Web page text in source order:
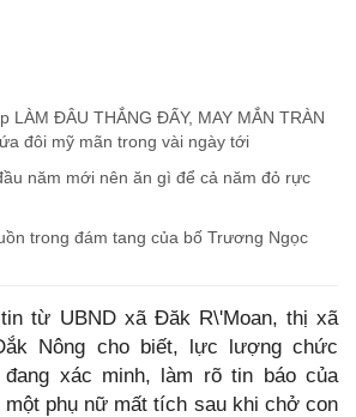
LÀM ĐÂU THẮNG ĐẤY, MAY MẮN TRÀN
đôi mỹ mãn trong vài ngày tới
năm mới nên ăn gì để cả năm đỏ rực
trong đám tang của bố Trương Ngọc
từ UBND xã Đăk R\'Moan, thị xã
Nông cho biết, lực lượng chức
đang xác minh, làm rõ tin báo của
phụ nữ mất tích sau khi chở con